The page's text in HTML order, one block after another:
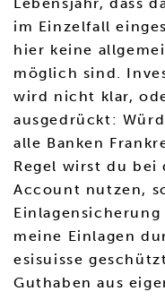
im Einzelfall
hier keine
möglich sind.
wird nicht klar,
ausgedrückt:
alle Banken
Regel wirst du bei
Account nutzen,
meine Einlagen
esisuisse
Guthaben aus